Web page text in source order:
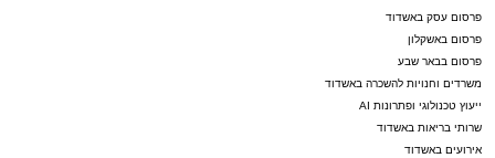
פרסום עסק באשדוד
פרסום באשקלון
פרסום בבאר שבע
משרדים וחנויות להשכרה באשדוד
ייעוץ טכנולוגי ופתרונות AI
שרותי בריאות באשדוד
אירועים באשדוד